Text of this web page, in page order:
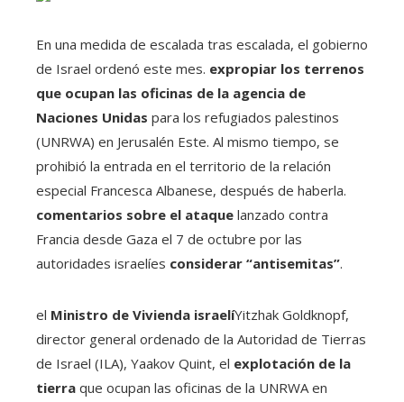
En una medida de escalada tras escalada, el gobierno
de Israel ordenó este mes. expropiar los terrenos
que ocupan las oficinas de la agencia de
Naciones Unidas para los refugiados palestinos
(UNRWA) en Jerusalén Este. Al mismo tiempo, se
prohibió la entrada en el territorio de la relación
especial Francesca Albanese, después de haberla.
comentarios sobre el ataque lanzado contra
Francia desde Gaza el 7 de octubre por las
autoridades israelíes considerar “antisemitas”.
el Ministro de Vivienda israelíYitzhak Goldknopf,
director general ordenado de la Autoridad de Tierras
de Israel (ILA), Yaakov Quint, el explotación de la
tierra que ocupan las oficinas de la UNRWA en